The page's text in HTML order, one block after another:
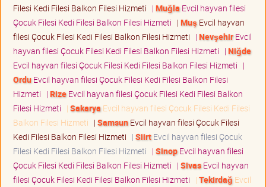
Filesi Kedi Filesi Balkon Filesi Hizmeti | Muğla Evcil hayvan filesi
Çocuk Filesi Kedi Filesi Balkon Filesi Hizmeti | Muş Evcil hayvan
filesi Çocuk Filesi Kedi Filesi Balkon Filesi Hizmeti | NevşehirEvcil
hayvan filesi Çocuk Filesi Kedi Filesi Balkon Filesi Hizmeti | Niğde
Evcil hayvan filesi Çocuk Filesi Kedi Filesi Balkon Filesi Hizmeti |
OrduEvcil hayvan filesi Çocuk Filesi Kedi Filesi Balkon Filesi
Hizmeti | RizeEvcil hayvan filesi Çocuk Filesi Kedi Filesi Balkon
Filesi Hizmeti | Sakarya Evcil hayvan filesi Çocuk Filesi Kedi Filesi
Balkon Filesi Hizmeti | SamsunEvcil hayvan filesi Çocuk Filesi
Kedi Filesi Balkon Filesi Hizmeti | SiirtEvcil hayvan filesi Çocuk
Filesi Kedi Filesi Balkon Filesi Hizmeti | SinopEvcil hayvan filesi
Çocuk Filesi Kedi Filesi Balkon Filesi Hizmeti | SivasEvcil hayvan
filesi Çocuk Filesi Kedi Filesi Balkon Filesi Hizmeti | Tekirdağ Evcil